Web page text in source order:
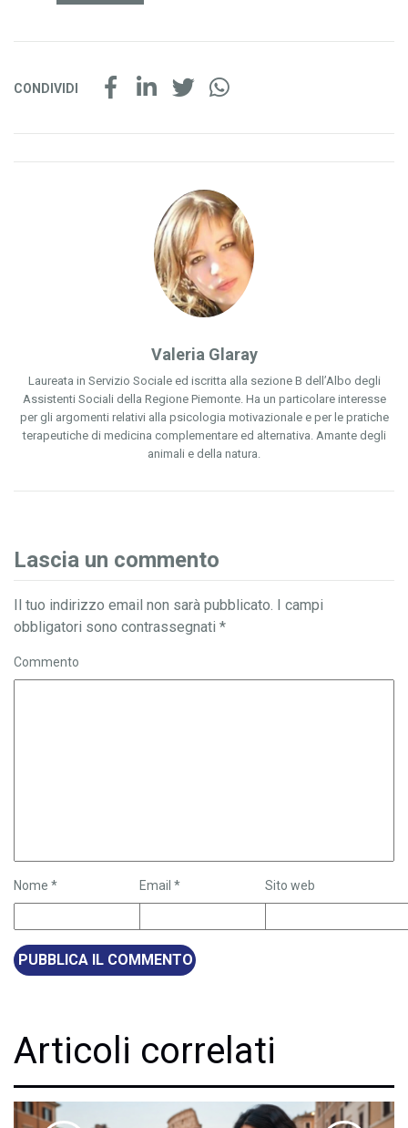
CONDIVIDI
Valeria Glaray
Laureata in Servizio Sociale ed iscritta alla sezione B dell’Albo degli
Assistenti Sociali della Regione Piemonte. Ha un particolare interesse
per gli argomenti relativi alla psicologia motivazionale e per le pratiche
terapeutiche di medicina complementare ed alternativa. Amante degli
animali e della natura.
Lascia un commento
Il tuo indirizzo email non sarà pubblicato. I campi
obbligatori sono contrassegnati *
Commento
Nome * Email * Sito web
Articoli correlati